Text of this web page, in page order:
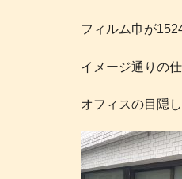
フィルム巾が
イメージ通りの
オフィスの目隠